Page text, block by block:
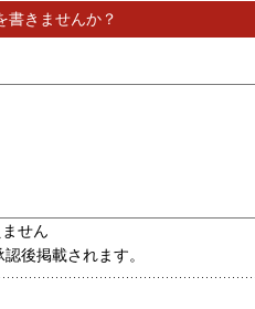
書きませんか？
せん
後掲載されます。